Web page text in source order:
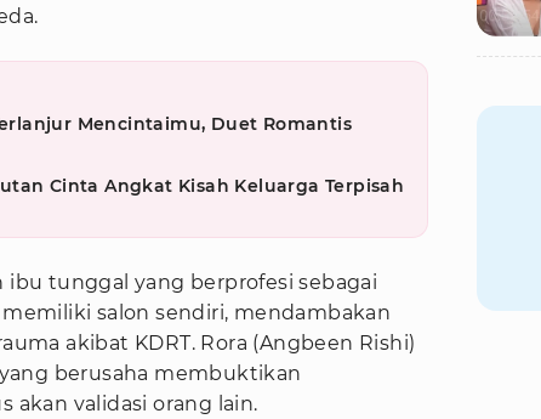
Mencintaimu, Duet Romantis
Cinta Angkat Kisah Keluarga Terpisah
ibu tunggal yang berprofesi sebagai
salon sendiri, mendambakan
akibat KDRT. Rora (Angbeen Rishi)
berusaha membuktikan
akan validasi orang lain.